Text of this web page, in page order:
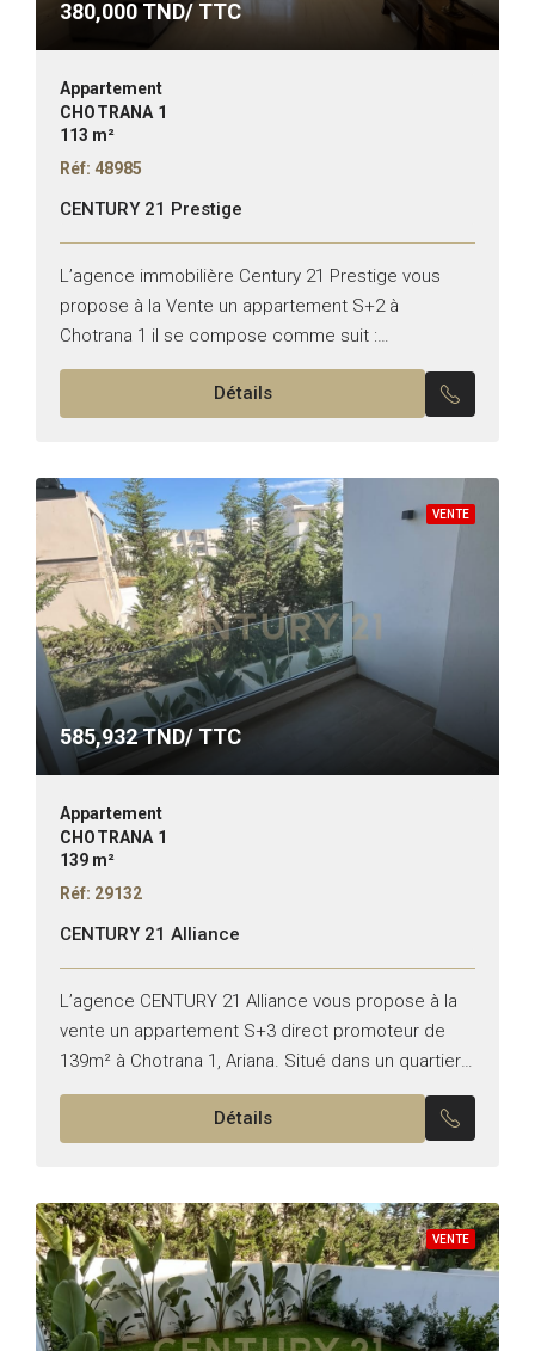
380,000 TND/ TTC
Appartement
CHOTRANA 1
113 m²
Réf: 48985
CENTURY 21 Prestige
L’agence immobilière Century 21 Prestige vous
propose à la Vente un appartement S+2 à
Chotrana 1 il se compose comme suit :
*Emplacement : Chotrana 1 *Typologie : S+2
Détails
VENTE
585,932TND/ TTC
Appartement
CHOTRANA 1
139 m²
Réf: 29132
CENTURY 21 Alliance
L’agence CENTURY 21 Alliance vous propose à la
vente un appartement S+3 direct promoteur de
139m² à Chotrana 1, Ariana. Situé dans un quartier
résidentiel recherché, cet appartement de haut
standing, construit...Détails
VENTE